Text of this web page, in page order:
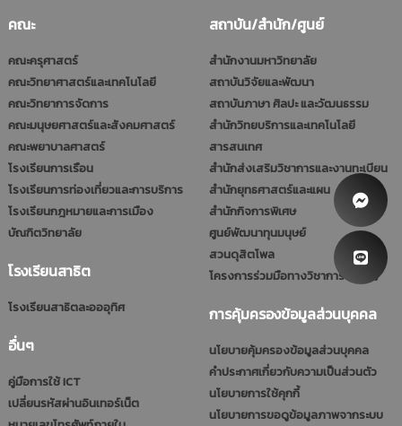
คณะ
คณะครุศาสตร์
คณะวิทยาศาสตร์และเทคโนโลยี
คณะวิทยาการจัดการ
คณะมนุษยศาสตร์และสังคมศาสตร์
คณะพยาบาลศาสตร์
โรงเรียนการเรือน
โรงเรียนการท่องเที่ยวและการบริการ
โรงเรียนกฎหมายและการเมือง
บัณฑิตวิทยาลัย
โรงเรียนสาธิต
โรงเรียนสาธิตละอออุทิศ
อื่นๆ
คู่มือการใช้ ICT
เปลี่ยนรหัสผ่านอินเทอร์เน็ต
สถาบัน/สำนัก/ศูนย์
สำนักงานมหาวิทยาลัย
สถาบันวิจัยและพัฒนา
สถาบันภาษา ศิลปะ และวัฒนธรรม
สำนักวิทยบริการและเทคโนโลยี
สารสนเทศ
สำนักส่งเสริมวิชาการและงานทะเบียน
สำนักยุทธศาสตร์และแผน
สำนักกิจการพิเศษ
ศูนย์พัฒนาทุนมนุษย์
สวนดุสิตโพล
โครงการร่วมมือทางวิชาการ (รมป.)
การคุ้มครองข้อมูลส่วนบุคคล
นโยบายคุ้มครองข้อมูลส่วนบุคคล
คำประกาศเกี่ยวกับความเป็นส่วนตัว
นโยบายการใช้คุกกี้
นโยบายการขอดูข้อมูลภาพจากระบบ